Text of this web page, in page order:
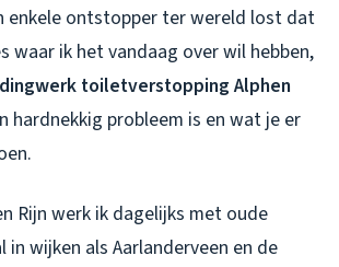
enkele ontstopper ter wereld lost dat
waar ik het vandaag over wil hebben,
toiletverstopping Alphen
hardnekkig probleem is en wat je er
Rijn werk ik dagelijks met oude
in wijken als Aarlanderveen en de